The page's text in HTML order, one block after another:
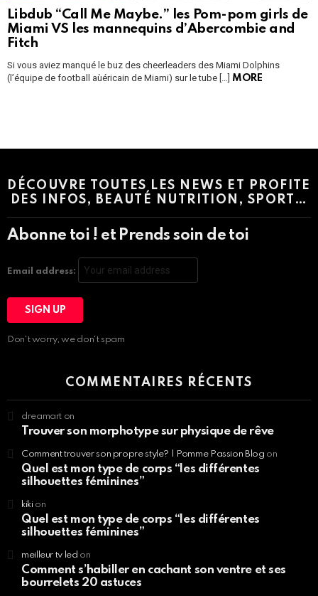
Libdub “Call Me Maybe.” les Pom-pom girls de
Miami VS les mannequins d’Abercombie and
Fitch
Si vous aviez manqué le buz des cheerleaders des Miami Dolphins
(l’équipe de football aùéricain de Miami) sur le tube […] MORE
DÉCOUVRE TOUTES LES NEWS ET PROFITE
DES INFOS, BEAUTÉ NUTRITION, SPORT…
Abonne toi ! et Prends soin de toi
Email address:
Don't worry, we don't spam
COMMENTAIRES RÉCENTS
dreamart on
Trouver son morphotype sur physique de rêve
Comment trouver son propre style? | Pomme Passion Blog on
Quel est mon type de corps “les différentes
silhouettes féminines”
kikion
Quel est mon type de corps “les différentes
silhouettes féminines”
meilleur tv led on
Comment s’habiller en cachant son ventre et ses
bourrelets 20 astuces